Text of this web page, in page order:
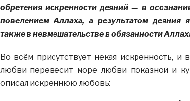
обретения искренности деяний — в
повелением Аллаха, а результатом деяния
также в невмешательстве в обязанности
Во всём присутствует некая искренность, и
любви перевесит море любви показной и
описал искреннюю любовь: